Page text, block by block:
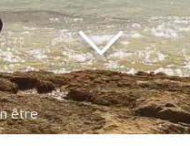
être